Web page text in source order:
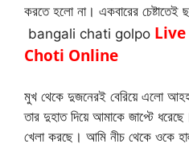
করতে হলো না। একবারের চেষ্টাতেই
bangali chati golpo
Choti Online
মুখ থেকে দুজনেরই বেরিয়ে এলো
তার দুহাত দিয়ে আমাকে জাপ্টে
খেলা করছে। আমি নীচ থেকে ওকে